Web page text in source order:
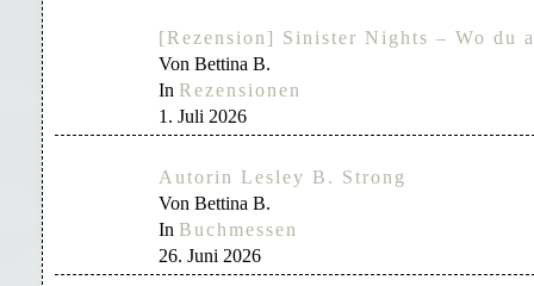
[Rezension] Sinister Nights – Wo du
Von Bettina B.
In Rezensionen
1. Juli 2026
Autorin Lesley B. Strong
Von Bettina B.
In Buchmessen
26. Juni 2026